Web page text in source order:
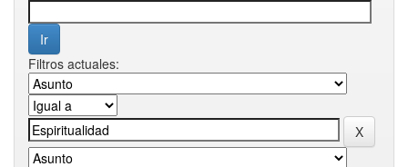
Filtros actuales: